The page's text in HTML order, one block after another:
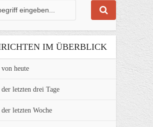
IM ÜBERBLICK
heute
letzten drei Tage
letzten Woche